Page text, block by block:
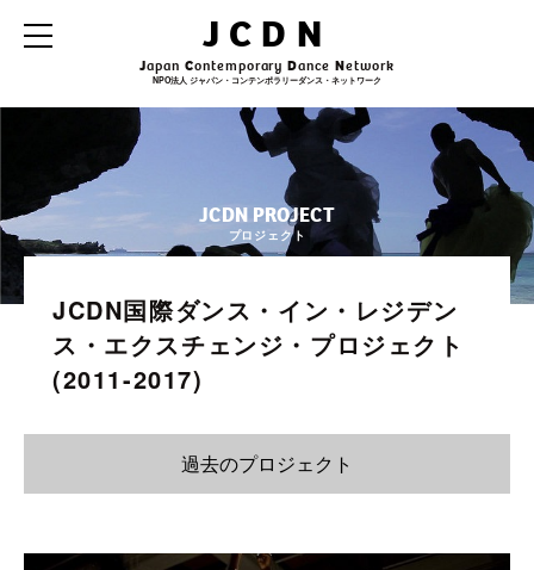
JCDN
Japan ContemporaryDanceNetwork
NPO法人 ジャパン・コンテンポラリーダンス・ネットワーク
JCDN PROJECT
プロジェクト
JCDN国際ダンス・イン・レジデン
ス・エクスチェンジ・プロジェクト
(2011-2017)
過去のプロジェクト